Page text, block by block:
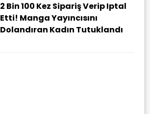
2 Bin 100 Kez Sipariş Verip Iptal
Etti! Manga Yayıncısını
Dolandıran Kadın Tutuklandı